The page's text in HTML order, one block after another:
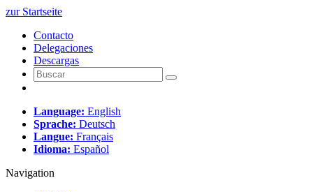
zur Startseite
Contacto
Delegaciones
Descargas
Language: English
Sprache: Deutsch
Langue: Français
Idioma: Español
Navigation